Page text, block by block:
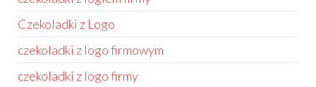
Czekoladki z Logo
czekoladki z logo firmowym
czekoladki z logo firmy